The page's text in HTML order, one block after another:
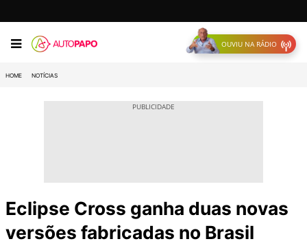
OUVIU NA RÁDIO
HOME NOTÍCIAS
Eclipse Cross ganha duas novas
versões fabricadas no Brasil